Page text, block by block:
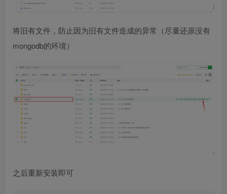
将旧有文件，防止因为旧有文件造成的异常（尽量还原没有
mongodb的环境）
之后重新安装即可